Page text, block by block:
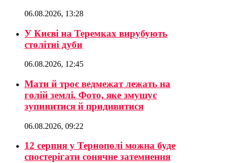
06.08.2026, 13:28
У Києві на Теремках вирубують
столітні дуби
06.08.2026, 12:45
Мати й троє ведмежат лежать на
голій землі. Фото, яке змушує
зупинитися й придивитися
06.08.2026, 09:22
12 серпня у Тернополі можна буде
спостерігати сонячне затемнення